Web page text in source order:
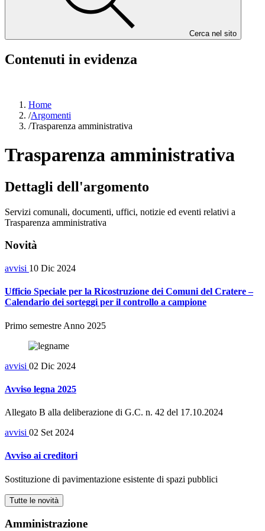
Cerca nel sito
Contenuti in evidenza
Home
/Argomenti
/Trasparenza amministrativa
Trasparenza amministrativa
Dettagli dell'argomento
Servizi comunali, documenti, uffici, notizie ed eventi relativi a
Trasparenza amministrativa
Novità
avvisi 10 Dic 2024
Ufficio Speciale per la Ricostruzione dei Comuni del Cratere –
Calendario dei sorteggi per il controllo a campione
Primo semestre Anno 2025
avvisi 02 Dic 2024
Avviso legna 2025
Allegato B alla deliberazione di G.C. n. 42 del 17.10.2024
avvisi 02 Set 2024
Avviso ai creditori
Sostituzione di pavimentazione esistente di spazi pubblici
Tutte le novità
Amministrazione